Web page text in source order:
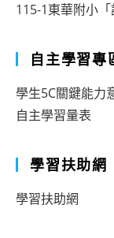
115-1東華附小
自主學習專
學生5C關鍵能力
自主學習量表
學習扶助網
學習扶助網